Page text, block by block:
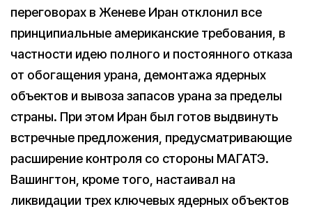
переговорах в Женеве Иран отклонил все
принципиальные американские требования, в
частности идею полного и постоянного отказа
от обогащения урана, демонтажа ядерных
объектов и вывоза запасов урана за пределы
страны. При этом Иран был готов выдвинуть
встречные предложения, предусматривающие
расширение контроля со стороны МАГАТЭ.
Вашингтон, кроме того, настаивал на
ликвидации трех ключевых ядерных объектов